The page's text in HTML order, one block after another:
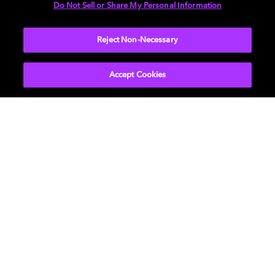
Do Not Sell or Share My Personal Information
Reject Non-Necessary
Accept Cookies